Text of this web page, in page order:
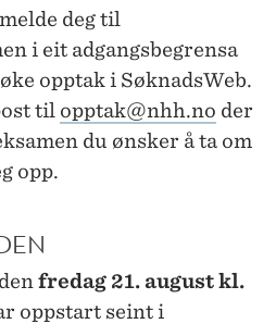
deg til
i eit adgangsbegrensa
opptak i SøknadsWeb.
til opptak@nhh.no der
du ønsker å ta om
opp.
fredag 21. august kl.
oppstart seint i